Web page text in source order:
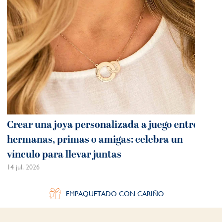
Crear una joya personalizada a juego entre
hermanas, primas o amigas: celebra un
vínculo para llevar juntas
14 jul. 2026
EMPAQUETADO CON CARIÑO